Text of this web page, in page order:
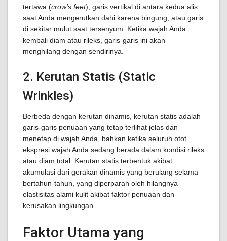
tertawa (crow's feet), garis vertikal di antara kedua alis
saat Anda mengerutkan dahi karena bingung, atau garis
di sekitar mulut saat tersenyum. Ketika wajah Anda
kembali diam atau rileks, garis-garis ini akan
menghilang dengan sendirinya.
2. Kerutan Statis (Static
Wrinkles)
Berbeda dengan kerutan dinamis, kerutan statis adalah
garis-garis penuaan yang tetap terlihat jelas dan
menetap di wajah Anda, bahkan ketika seluruh otot
ekspresi wajah Anda sedang berada dalam kondisi rileks
atau diam total. Kerutan statis terbentuk akibat
akumulasi dari gerakan dinamis yang berulang selama
bertahun-tahun, yang diperparah oleh hilangnya
elastisitas alami kulit akibat faktor penuaan dan
kerusakan lingkungan.
Faktor Utama yang